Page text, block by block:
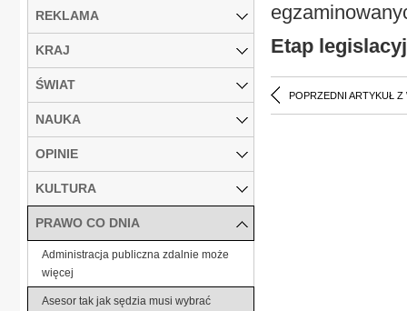
Etap
POPRZEDNI ARTYKUŁ Z
REKLAMA
KRAJ
ŚWIAT
NAUKA
OPINIE
KULTURA
PRAWO CO DNIA
Administracja publiczna zdalnie może
więcej
Asesor tak jak sędzia musi wybrać